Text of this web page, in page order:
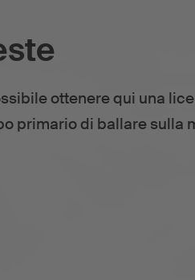
ottenere qui una
primario di ballare sulla